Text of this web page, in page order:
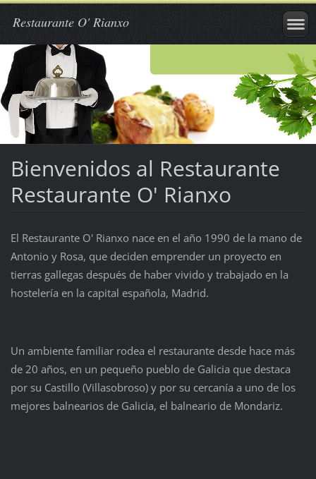
Restaurante O' Rianxo
Bienvenidos al Restaurante
Restaurante O' Rianxo
El Restaurante O' Rianxo nace en el año 1990 de la mano de
Antonio y Rosa, que deciden emprender un proyecto en
tierras gallegas después de haber vivido y trabajado en la
hostelería en la capital española, Madrid.
Un ambiente familiar rodea el restaurante desde hace más
de 20 años, en un pequeño pueblo de Galicia que destaca
por su Castillo (Villasobroso) y por su cercanía a uno de los
mejores balnearios de Galicia, el balneario de Mondariz.